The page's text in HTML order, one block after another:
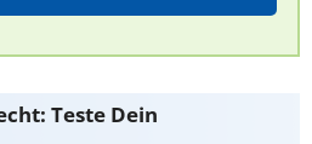
Teste Dein